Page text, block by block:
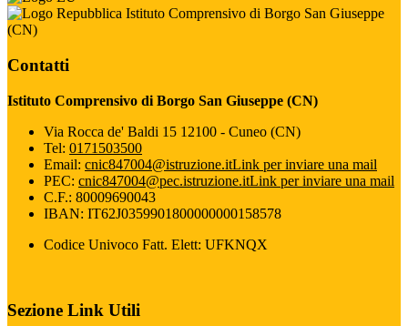
Istituto Comprensivo di Borgo San Giuseppe
(CN)
Contatti
Istituto Comprensivo di Borgo San Giuseppe (CN)
Via Rocca de' Baldi 15 12100 - Cuneo (CN)
Tel: 0171503500
Email: cnic847004@istruzione.itLink per inviare una mail
PEC: cnic847004@pec.istruzione.itLink per inviare una mail
C.F.: 80009690043
IBAN: IT62J0359901800000000158578
Codice Univoco Fatt. Elett: UFKNQX
Sezione Link Utili